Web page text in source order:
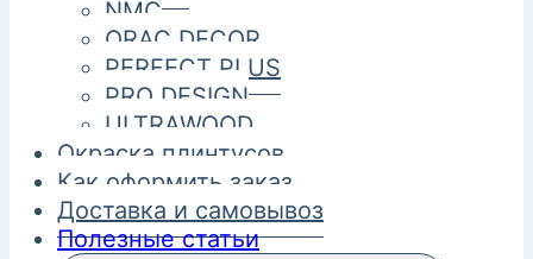
NMC
ORAC DECOR
PERFECT PLUS
PRO DESIGN
ULTRAWOOD
Окраска плинтусов
Как оформить заказ
Доставка и самовывоз
Полезные статьи